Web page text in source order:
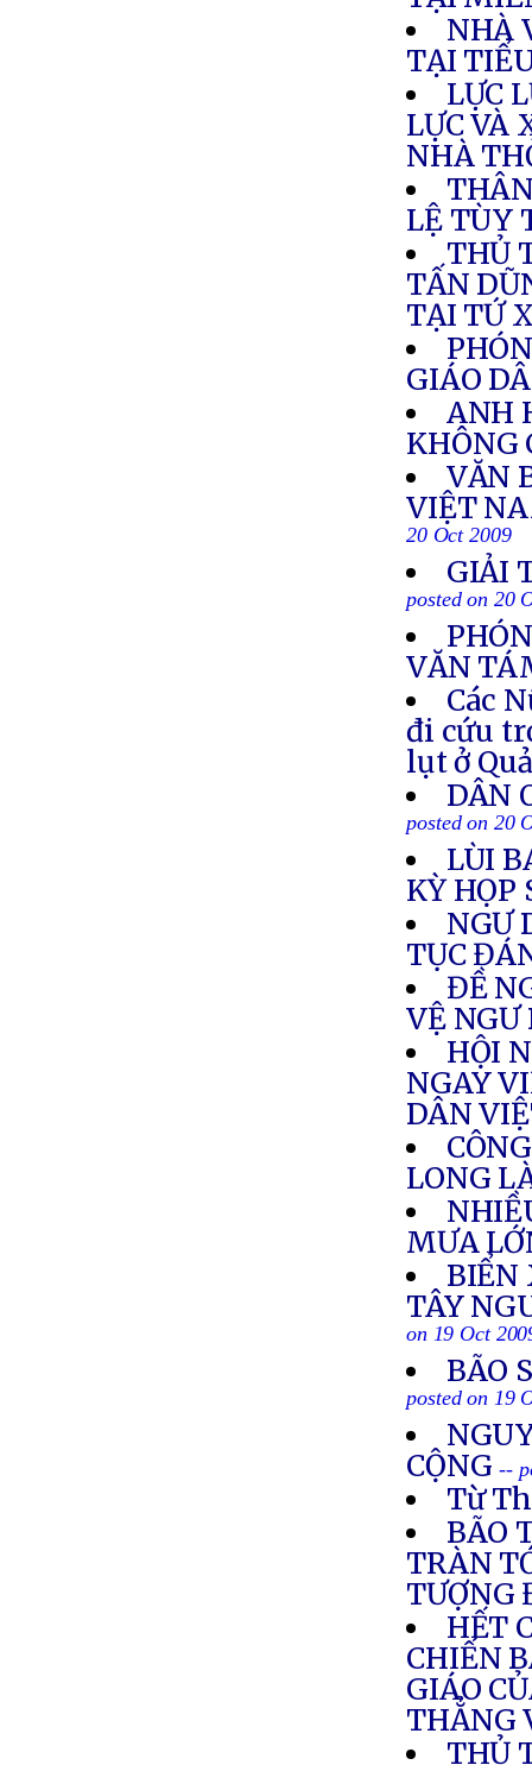
NHÀ
TẠI
LỰC
LỰC VÀ
NHÀ
LỆ TÙY
THỦ
TẤN
TẠI TỨ
GIÁO
ANH
KHÔNG
VĂN
VIỆT
20 Oct 2009
GIẢI
posted on 20
VĂN
Các
đi cứu
lụt ở
DÂN
posted on 20
LÙI
KỲ HỌP
NGƯ
TỤC
ĐỀ
VỆ NGƯ
HỘI
NGAY
DÂN
LONG
MƯA
BIỂN
TÂY
on 19 Oct
BÃO
posted on 19
CỘNG --
Từ
BÃO
TRÀN
TƯỢNG
HẾT
CHIẾN
GIÁO
THẲNG
THỦ